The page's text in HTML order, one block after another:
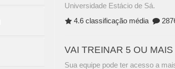
Universidade Estácio de Sá.
4.6 classificação média
VAI TREINAR 5 OU
Sua equipe pode ter acesso a